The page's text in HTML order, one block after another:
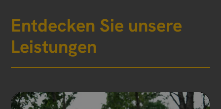
Entdecken Sie unsere
Leistungen